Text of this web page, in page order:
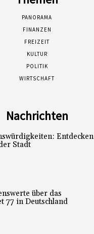
PANORAMA
FINANZEN
FREIZEIT
KULTUR
POLITIK
WIRTSCHAFT
Nachrichten
Entdecken
Stadt
über das
77 in Deutschland